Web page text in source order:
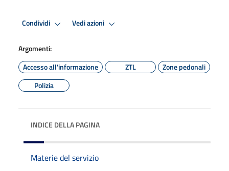
Condividi Vedi azioni
Argomenti:
Accesso all'informazione
ZTL
Zone pedonali
Polizia
INDICE DELLA PAGINA
Materie del servizio